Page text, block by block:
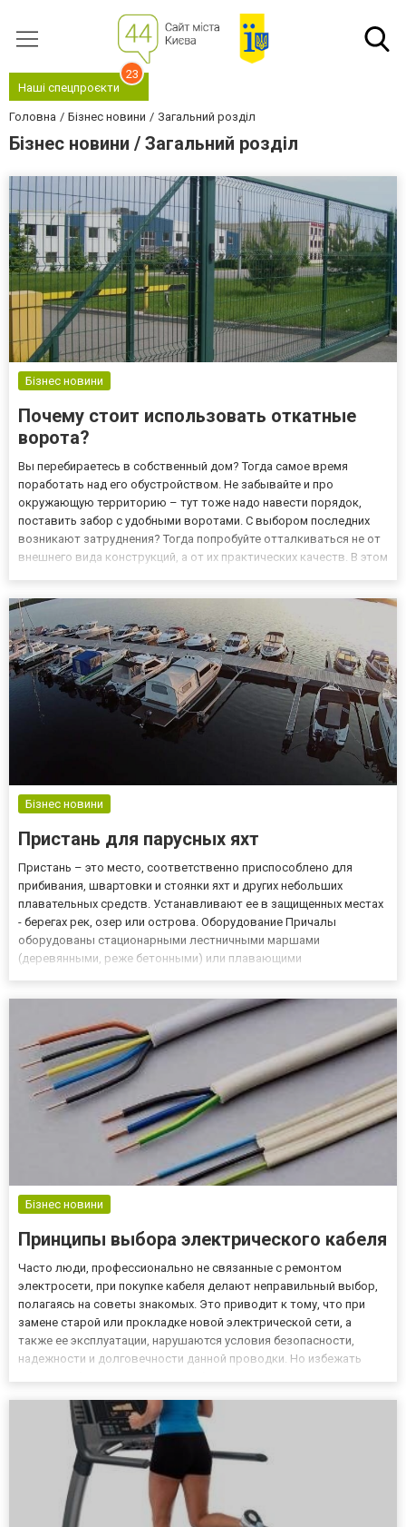
Наші спецпроєкти
23
Головна Бізнес новини Загальний розділ
Бізнес новини / Загальний розділ
Бізнес новини
Почему стоит использовать откатные
ворота?
Вы перебираетесь в собственный дом? Тогда самое время
поработать над его обустройством. Не забывайте и про
окружающую территорию – тут тоже надо навести порядок,
поставить забор с удобными воротами. С выбором последних
возникают затруднения? Тогда попробуйте отталкиваться не от
внешнего вида конструкций, а от их практических качеств. В этом
Бізнес новини
Пристань для парусных яхт
Пристань – это место, соответственно приспособлено для
прибивания, швартовки и стоянки яхт и других небольших
плавательных средств. Устанавливают ее в защищенных местах
- берегах рек, озер или острова. Оборудование Причалы
оборудованы стационарными лестничными маршами
(деревянными, реже бетонными) или плавающими
пристани, которыми предлагает...
Бізнес новини
Принципы выбора электрического кабеля
Часто люди, профессионально не связанные с ремонтом
электросети, при покупке кабеля делают неправильный выбор,
полагаясь на советы знакомых. Это приводит к тому, что при
замене старой или прокладке новой электрической сети, а
также ее эксплуатации, нарушаются условия безопасности,
надежности и долговечности данной проводки. Но избежать
выбрать и куп...